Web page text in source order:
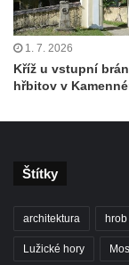
Hrob
hřbitově v
Benešově
Šumburk nad
1. 7. 2026
Kříž u vstupní
hřbitov v
Štítky
architektura hrob
Lužické hory